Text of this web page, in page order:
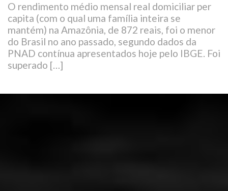
O rendimento médio mensal real domiciliar per
capita (com o qual uma família inteira se
mantém) na Amazônia, de 872 reais, foi o menor
do Brasil no ano passado, segundo dados da
PNAD contínua apresentados hoje pelo IBGE. Foi
superado […]